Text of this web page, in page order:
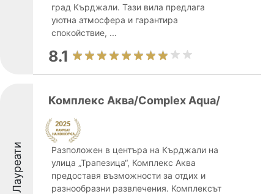
град Кърджали. Тази вила предлага
уютна атмосфера и гарантира
спокойствие, ...
8.1
Лауреати
Комплекс Аква/Complex Aqua/
Разположен в центъра на Кърджали на
улица „Трапезица“, Комплекс Аква
предоставя възможности за отдих и
разнообразни развлечения. Комплексът